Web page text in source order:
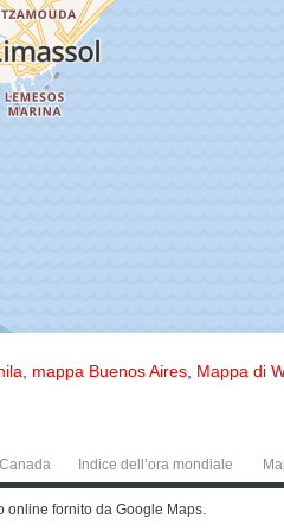
mappa Buenos Aires Mappa di
Indice dell’ora mondiale
online fornito da Google Maps.